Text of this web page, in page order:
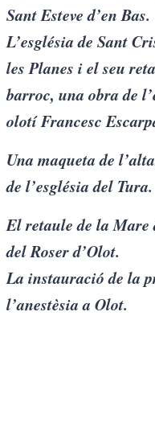
Sant Esteve d’en Bas.
L’església de Sant
les Planes i el seu
barroc, una obra de
olotí Francesc
Una maqueta de
de l’església del Tura.
El retaule de la Mare
del Roser d’Olot.
La instauració de la
l’anestèsia a Olot.